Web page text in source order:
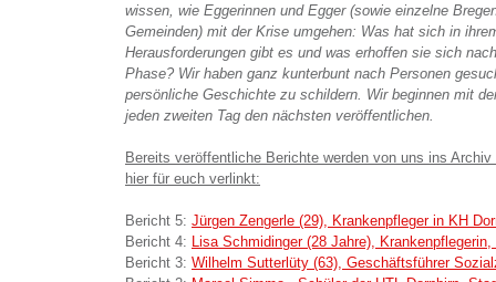
wissen, wie Eggerinnen und Egger (sowie einzelne
Gemeinden) mit der Krise umgehen: Was hat sich in
Herausforderungen gibt es und was erhoffen sie sich
Phase? Wir haben ganz kunterbunt nach Personen
persönliche Geschichte zu schildern. Wir beginnen mit
jeden zweiten Tag den nächsten veröffentlichen.
Bereits veröffentliche Berichte werden von uns ins
hier für euch verlinkt:
Bericht 5: Jürgen Zengerle (29), Krankenpfleger in KH
Bericht 4: Lisa Schmidinger (28 Jahre),
Bericht 3: Wilhelm Sutterlüty (63), Geschäftsführer